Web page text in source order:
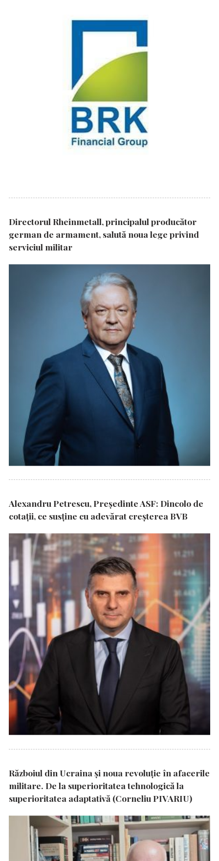
Directorul Rheinmetall, principalul producător
german de armament, salută noua lege privind
serviciul militar
Alexandru Petrescu, Președinte ASF: Dincolo de
cotații, ce susține cu adevărat creșterea BVB
Războiul din Ucraina și noua revoluție în afacerile
militare. De la superioritatea tehnologică la
superioritatea adaptativă (Corneliu PIVARIU)